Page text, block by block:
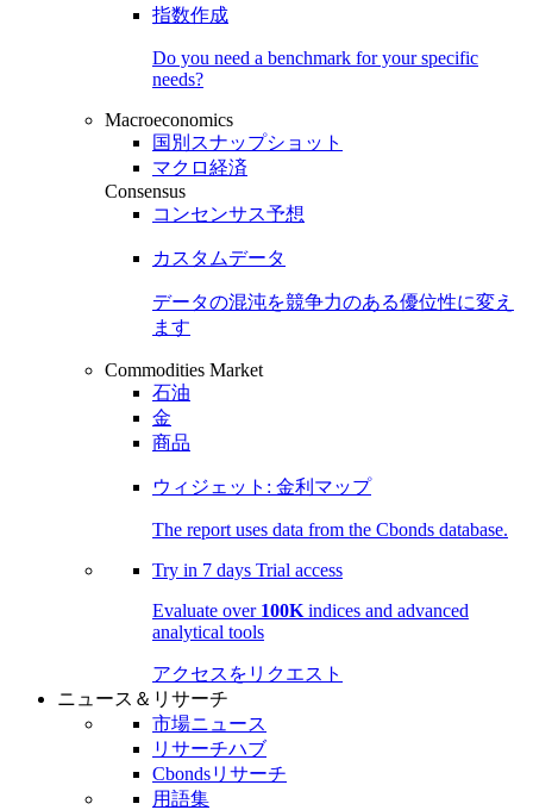
指数作成
Do you need a benchmark for your specific
needs?
Macroeconomics
国別スナップショット
マクロ経済
Consensus
コンセンサス予想
カスタムデータ
データの混沌を競争力のある優位性に変え
ます
Commodities Market
石油
金
商品
ウィジェット: 金利マップ
The report uses data from the Cbonds database.
Try in 7 days Trial access
Evaluate over 100K indices and advanced
analytical tools
アクセスをリクエスト
ニュース＆リサーチ
市場ニュース
リサーチハブ
Cbondsリサーチ
用語集